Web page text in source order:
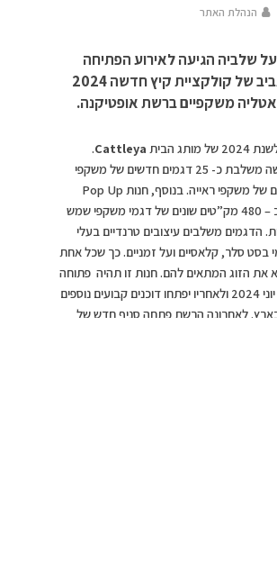
הנהלת האתר
שלביה הגיעה לאירוע הפתיחה
בקניון רמת אביב של קולקציית קיץ חדשה 2024
משקפיים ברשת אופטיקנה.
הבית Cattleya
.
הקולקציה החדשה משלבת כ- 25 דגמים חדשים של משקפי
שמש ו- 15 דגמים של משקפי ראייה. בנוסף, חנות Pop Up
החדשה מציגה כ – 480 מק”טים שונים של דגמי משקפי שמש
הדגמים משלבים עיצובים טרנדיים בעלי
בסט סלר, קלאסיים ועל זמניים. כך שכל אחת
את הזוג המתאים להם. חנות זו תהיה פתוחה
עד אמצע חודש יוני 2024 ולאחריו יפתחו דוכנים קבועים נוספים
בארץ. לאחרונה הרשת פתחה סניף חדש של